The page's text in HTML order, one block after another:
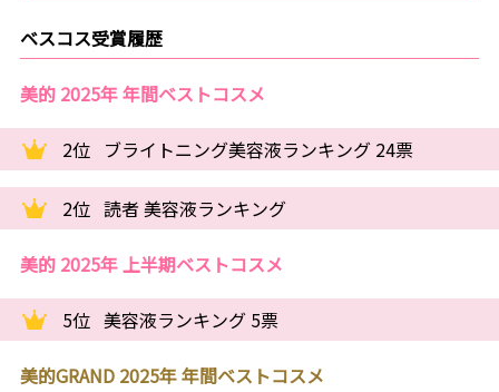
ベスコス受賞履歴
美的 2025年 年間ベストコスメ
2位 ブライトニング美容液ランキング 24票
2位 読者 美容液ランキング
美的 2025年 上半期ベストコスメ
5位 美容液ランキング 5票
美的GRAND 2025年 年間ベストコスメ